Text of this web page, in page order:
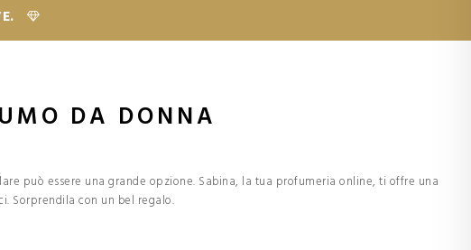
DA DONNA
può essere una grande opzione. Sabina, la tua profumeria online, ti offre una
Sorprendila con un bel regalo.